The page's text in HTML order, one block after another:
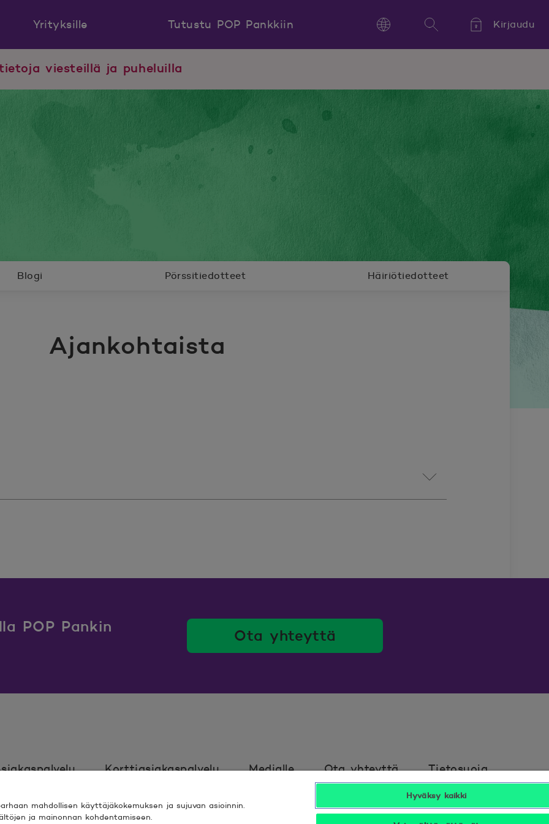
Yrityksille
Tutustu POP Pankkiin
Kieli,
Language Hae
Kirjaudu
viesteillä ja puheluilla
Ajankohtaista
Blogi Pörssitiedotteet Häiriötiedotteet
POP Pankin
Ota yhteyttä
Korttiasiakaspalvelu Medialle Ota yhteyttä Tietosuoja
Ehdot Turvallinen asiointi Saavutettavuus Hyödyllistä tietää
mahdollisen käyttäjäkokemuksen ja sujuvan asioinnin.
ja mainonnan kohdentamiseen.
Hyväksy kaikki